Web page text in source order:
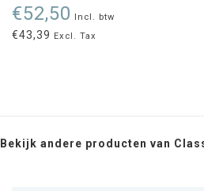
€52,50 Incl. btw
€43,39 Excl. Tax
Bekijk andere producten van